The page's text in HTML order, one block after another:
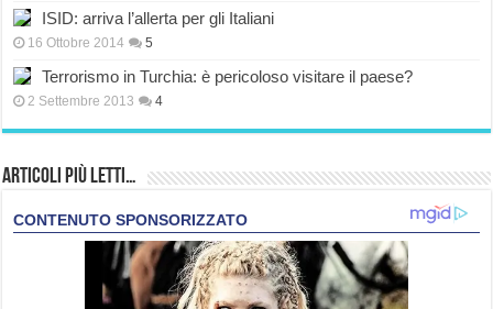
ISID: arriva l’allerta per gli Italiani
16 Ottobre 2014 5
Terrorismo in Turchia: è pericoloso visitare il paese?
2 Settembre 2013 4
Articoli più Letti…